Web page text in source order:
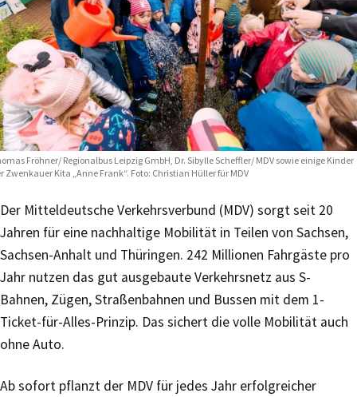
Fröhner/ Regionalbus Leipzig GmbH, Dr. Sibylle Scheffler/ MDV sowie einige Kinder
Zwenkauer Kita „Anne Frank“. Foto: Christian Hüller für MDV
Der Mitteldeutsche Verkehrsverbund (MDV) sorgt seit 20
Jahren für eine nachhaltige Mobilität in Teilen von Sachsen,
Sachsen-Anhalt und Thüringen. 242 Millionen Fahrgäste pro
Jahr nutzen das gut ausgebaute Verkehrsnetz aus S-
Bahnen, Zügen, Straßenbahnen und Bussen mit dem 1-
Ticket-für-Alles-Prinzip. Das sichert die volle Mobilität auch
ohne Auto.
Ab sofort pflanzt der MDV für jedes Jahr erfolgreicher